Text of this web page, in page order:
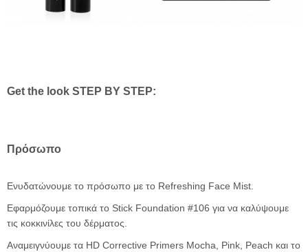
Get the look STEP BY STEP:
Πρόσωπο
Ενυδατώνουμε το πρόσωπο με το Refreshing Face Mist.
Εφαρμόζουμε τοπικά το Stick Foundation #106 για να καλύψουμε
τις κοκκινίλες του δέρματος.
Αναμειγνύουμε τα HD Corrective Primers Mocha, Pink, Peach και το